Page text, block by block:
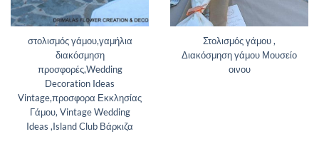
στολισμός γάμου,γαμήλια
διακόσμηση
προσφορές,Wedding
Decoration Ideas
Vintage,προσφορα Εκκλησίας
Γάμου, Vintage Wedding
Ideas ,Island Club Βάρκιζα
Στολισμός γάμου ,
Διακόσμηση γάμου Μουσείο
οινου